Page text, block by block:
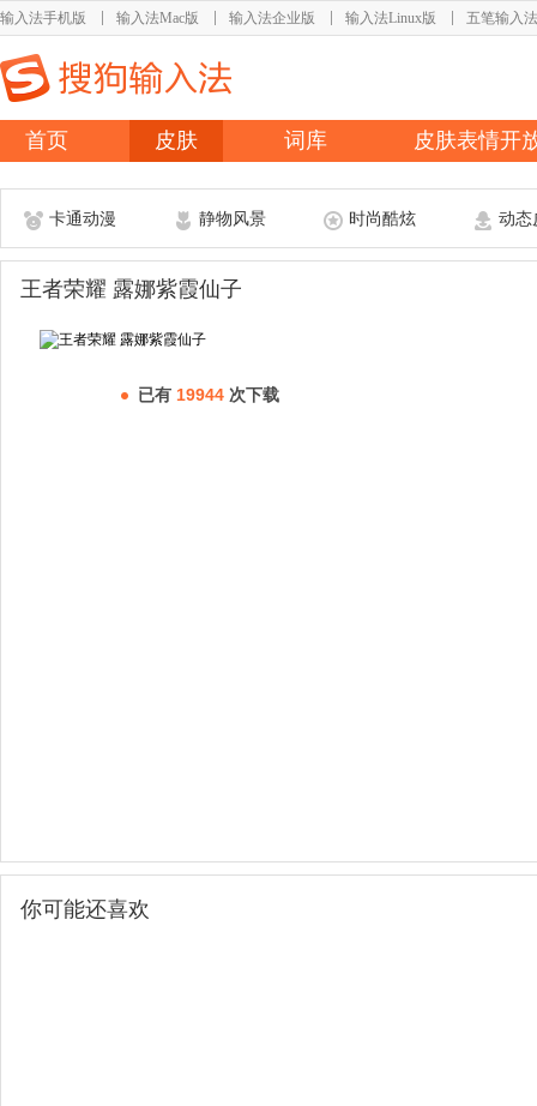
输入法手机版 输入法Mac版 输入法企业版 输入法Linux版 五笔输入法
首页 皮肤 词库 皮肤表情开
卡通动漫 静物风景 时尚酷炫 动态
王者荣耀 露娜紫霞仙子
已有 19944 次下载
你可能还喜欢